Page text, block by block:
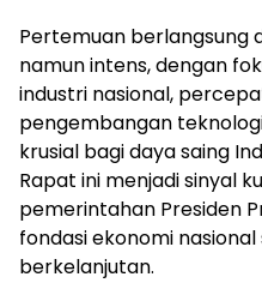
Pertemuan berlangsung
namun intens, dengan
industri nasional,
pengembangan
krusial bagi daya saing
Rapat ini menjadi sinyal
pemerintahan Presiden
fondasi ekonomi
berkelanjutan.